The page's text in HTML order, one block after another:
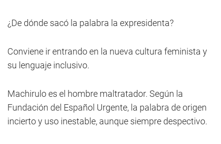
¿De dónde sacó la palabra la expresidenta?
Conviene ir entrando en la nueva cultura feminista y
su lenguaje inclusivo.
Machirulo es el hombre maltratador. Según la
Fundación del Español Urgente, la palabra de origen
incierto y uso inestable, aunque siempre despectivo.